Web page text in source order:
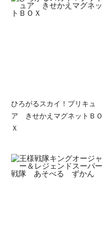
ひろがるスカイ！プリキュ
ア きせかえマグネットＢＯ
Ｘ